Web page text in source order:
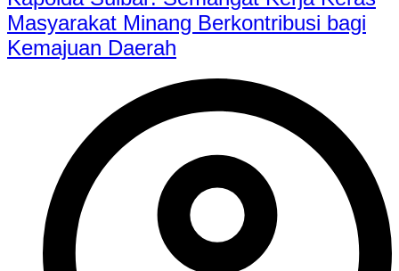
Masyarakat Minang Berkontribusi bagi
Kemajuan Daerah